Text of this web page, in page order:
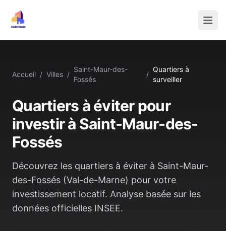
Accueil / Villes /
Saint-Maur-des-
Fossés
/
Quartiers à
surveiller
Quartiers à éviter pour
investir à Saint-Maur-des-
Fossés
Découvrez les quartiers à éviter à Saint-Maur-
des-Fossés (Val-de-Marne) pour votre
investissement locatif. Analyse basée sur les
données officielles INSEE.